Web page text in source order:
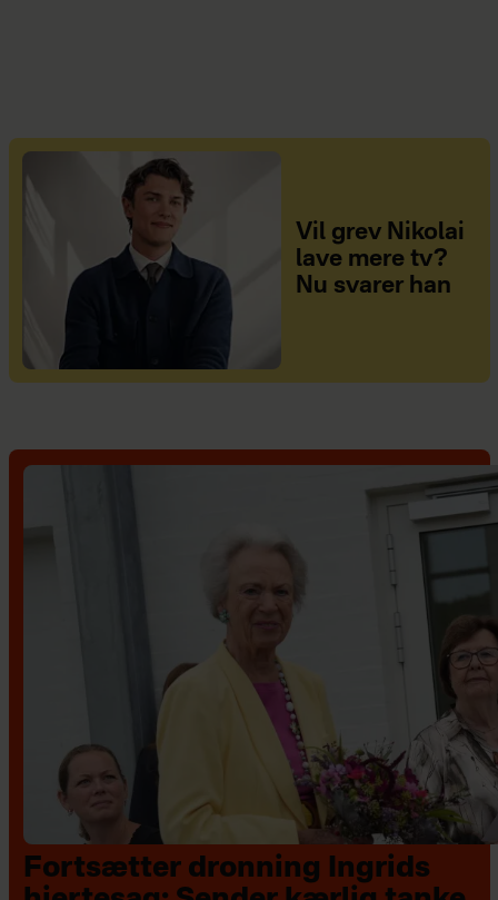
Vil grev Nikolai
lave mere tv?
Nu svarer han
Fortsætter dronning Ingrids